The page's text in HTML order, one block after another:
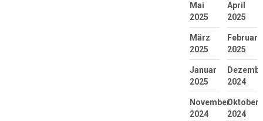
Mai
2025
April
2025
März
2025
Februar
2025
Januar
2025
2024
November
2024
Oktober
2024